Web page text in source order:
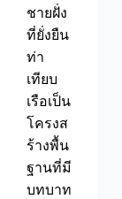
ชายฝั่ง
ที่ยั่งยืน
ท่า
เทียบ
เรือเป็น
โครงส
ร้างพื้น
ฐานที่มี
บทบาท